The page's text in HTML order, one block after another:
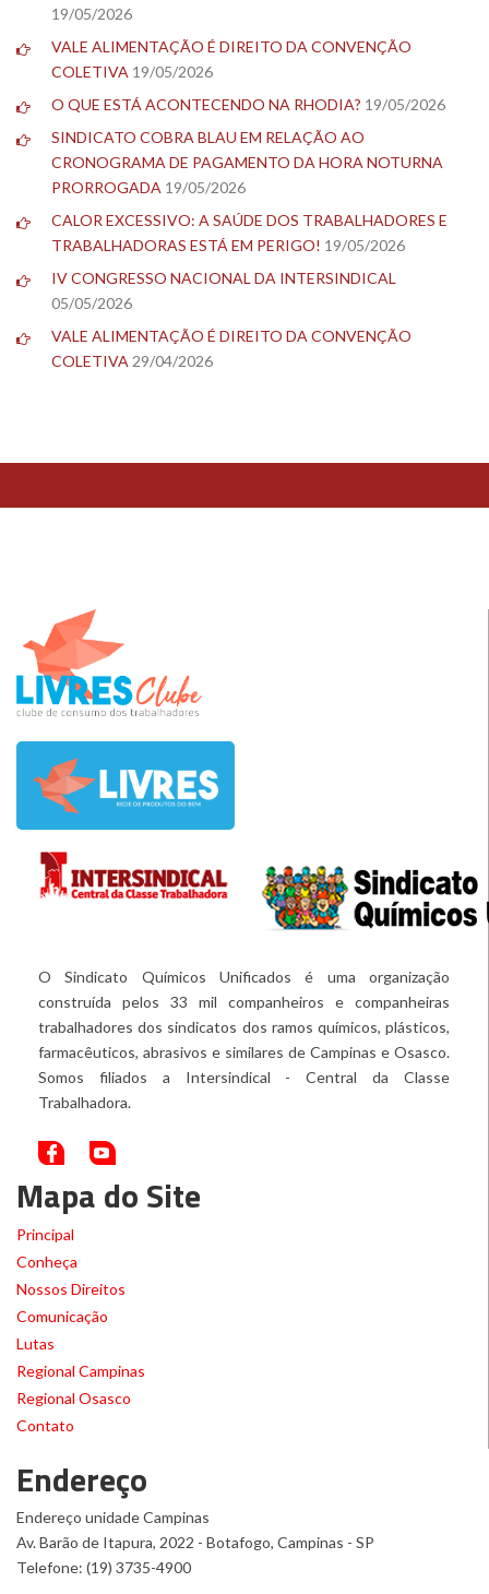
19/05/2026
VALE ALIMENTAÇÃO É DIREITO DA CONVENÇÃO
COLETIVA 19/05/2026
O QUE ESTÁ ACONTECENDO NA RHODIA? 19/05/2026
SINDICATO COBRA BLAU EM RELAÇÃO AO
CRONOGRAMA DE PAGAMENTO DA HORA NOTURNA
PRORROGADA 19/05/2026
CALOR EXCESSIVO: A SAÚDE DOS TRABALHADORES E
TRABALHADORAS ESTÁ EM PERIGO! 19/05/2026
IV CONGRESSO NACIONAL DA INTERSINDICAL
05/05/2026
VALE ALIMENTAÇÃO É DIREITO DA CONVENÇÃO
COLETIVA 29/04/2026
TESTE
O Sindicato Químicos Unificados é uma organização
construída pelos 33 mil companheiros e companheiras
trabalhadores dos sindicatos dos ramos químicos, plásticos,
farmacêuticos, abrasivos e similares de Campinas e Osasco.
Somos filiados a Intersindical - Central da Classe
Trabalhadora.
Mapa do Site
Principal
Conheça
Nossos Direitos
Comunicação
Lutas
Regional Campinas
Regional Osasco
Contato
Endereço
Endereço unidade Campinas
Av. Barão de Itapura, 2022 - Botafogo, Campinas - SP
Telefone: (19) 3735-4900